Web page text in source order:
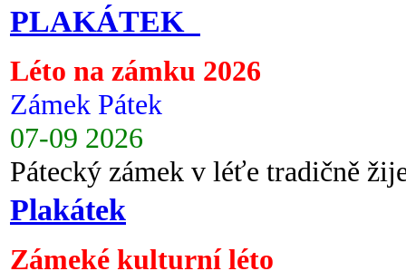
PLAKÁTEK
Léto na zámku 2026
Zámek Pátek
07-09 2026
Pátecký zámek v léťe tradičně
Plakátek
Zámeké kulturní léto